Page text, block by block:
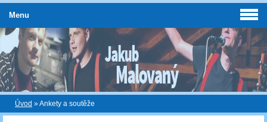
Úvod »Ankety a soutěže
Menu